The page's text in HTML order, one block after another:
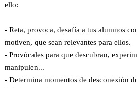
ello:
- Reta, provoca, desafía a tus alumnos
motiven, que sean relevantes para ellos.
- Provócales para que descubran,
manipulen...
- Determina momentos de desconexión